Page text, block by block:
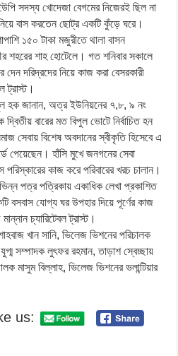
সদস্য খোদেজা বেগমের নিজেরই ছিল না
বাস করতেন ছোট্র একটি কুঁড়ে ঘরে।
১৫০ টাকা মজুরীতে থালা বাসন
শহরের শাহ হোটেলে। গত শনিবার সকালে
দরিদ্রদের নিয়ে কাজ করা বেসরকারী
ট্রাস্ট।
হক জানান, অত্র ইউনিয়নের ৭,৮, ৯ নং
বারের মত বিপুল ভোটে নির্বাচিত হন
সেবায় বিশেষ অবদানের স্বীকৃতি হিসেবে এ
পেয়েছেন। হাঁসি মুখে জনগনের সেবা
কাজ করে পরিবারের খরচ চালান।
পত্র পত্রিকায় একাধিক লেখা প্রকাশিত
যোগ্য ঘর উপহার দিয়ে পূর্ণের কাজ
চ্যারিটেবল ট্রাস্ট।
খান সানি, ভিলেজ ভিশনের পরিচালক
সম্পাদক লুৎফর রহমান, তাড়াশ স্বেচ্ছায়
মাসুম বিল্লাহ, ভিলেজ ভিশনের ভলান্টিয়ার
us: